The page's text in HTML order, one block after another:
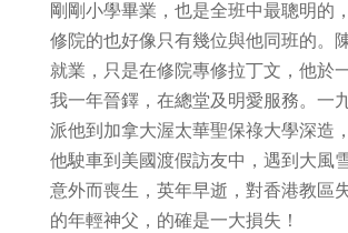
剛剛小學畢業，也是全班中最聰明的
修院的也好像只有幾位與他同班的。
就業，只是在修院專修拉丁文，他於
我一年晉鐸，在總堂及明愛服務。一
派他到加拿大渥太華聖保祿大學深造
他駛車到美國渡假訪友中，遇到大風
意外而喪生，英年早逝，對香港教區
的年輕神父，的確是一大損失！